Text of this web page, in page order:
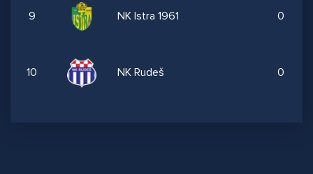
9 NK Istra 1961 0
10 NK Rudeš 0